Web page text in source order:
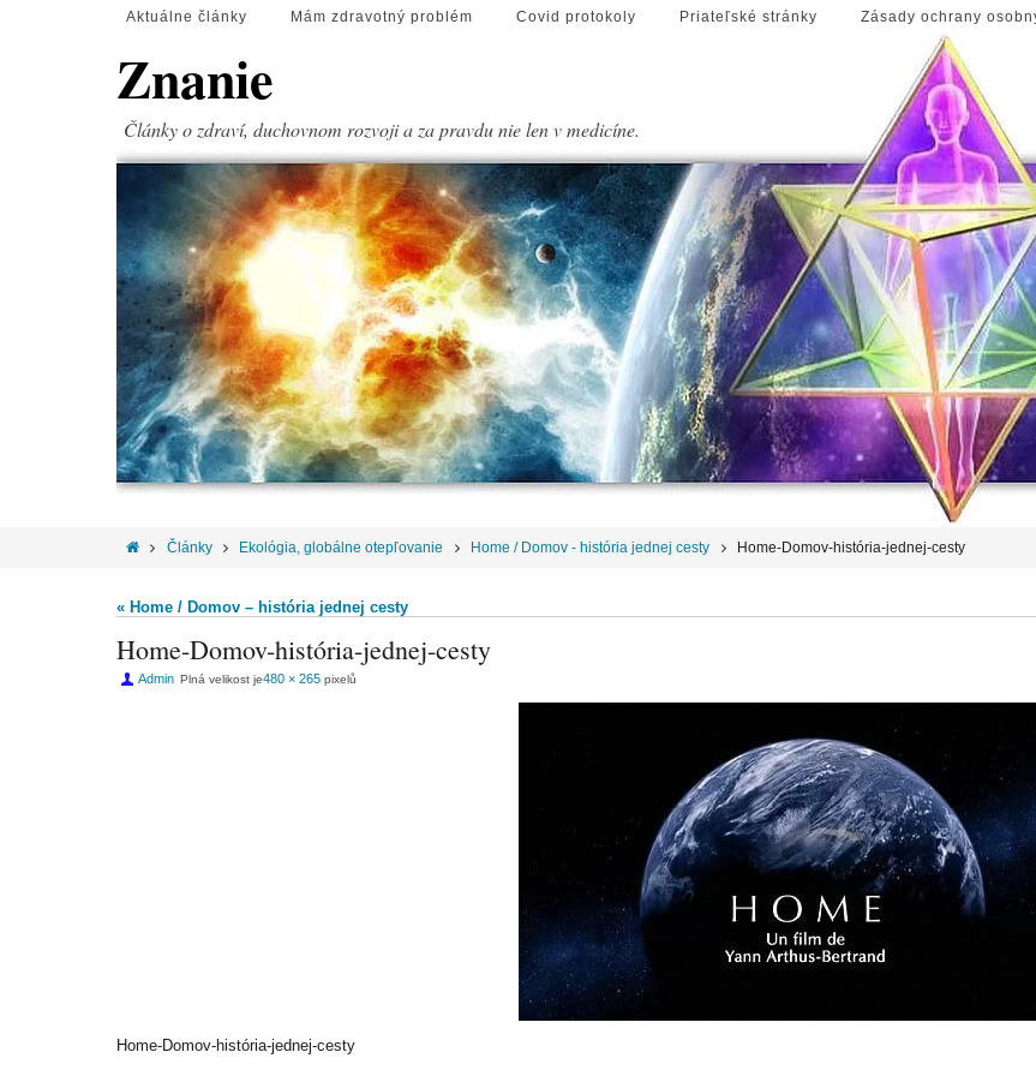
Aktuálne články Mám zdravotný problém Covid protokoly Priateľské stránky Zásady ochrany
Znanie
Články o zdraví, duchovnom rozvoji a za pravdu nie len v medicíne.
Články Ekológia, globálne otepľovanie Home / Domov - história jednej cesty Home-Domov-história-jednej-cesty
« Home / Domov – história jednej cesty
Home-Domov-história-jednej-cesty
Admin Plná velikost je480 × 265 pixelů
Home-Domov-história-jednej-cesty